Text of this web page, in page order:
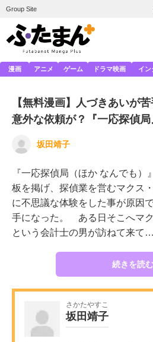
Group Site
漫画 アニメ ゲーム ドラマ映画 イン
【無料漫画】人づきあいが
意外な依頼が？『一応探偵局
坂田靖子
『一応探偵局（ほか なんでも
板を掲げ、探偵業を営むマクス
に不思議な体験をした事が原因
手になった。 ある日そこへマ
という会計士の男が訪ねて来
続きを読む
さかたやすこ
坂田靖子